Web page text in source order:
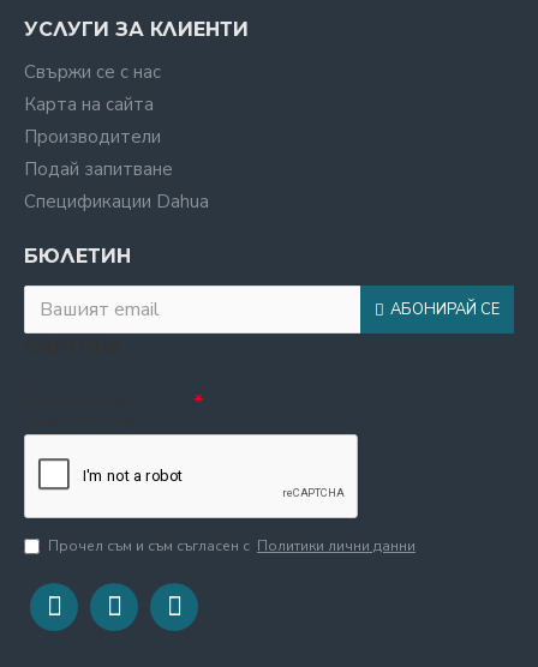
УСЛУГИ ЗА КЛИЕНТИ
Свържи се с нас
Карта на сайта
Производители
Подай запитване
Спецификации Dahua
БЮЛЕТИН
АБОНИРАЙ СЕ
Прочел съм и съм съгласен с Политики лични данни